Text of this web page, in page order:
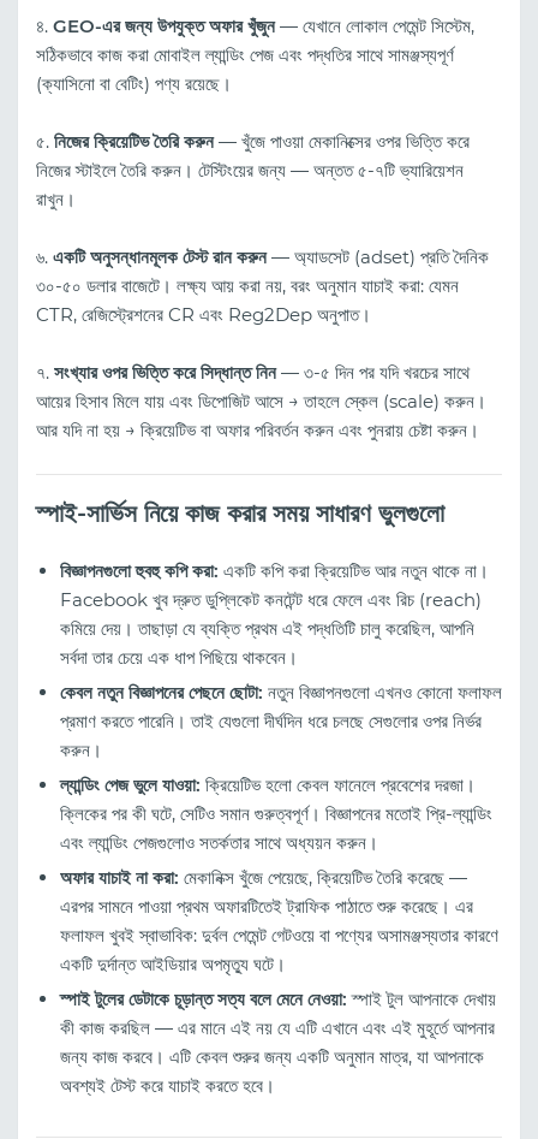
৪. GEO-এর জন্য উপযুক্ত অফার খুঁজুন— যেখানে লোকাল পেমেন্ট সিস্টেম,
সঠিকভাবে কাজ করা মোবাইল ল্যান্ডিং পেজ এবং পদ্ধতির সাথে সামঞ্জস্যপূর্ণ
(ক্যাসিনো বা বেটিং) পণ্য রয়েছে।
৫. নিজের ক্রিয়েটিভ তৈরি করুন— খুঁজে পাওয়া মেকানিক্সের ওপর ভিত্তি করে
নিজের স্টাইলে তৈরি করুন। টেস্টিংয়ের জন্য — অন্তত ৫-৭টি ভ্যারিয়েশন
রাখুন।
৬. একটি অনুসন্ধানমূলক টেস্ট রান করুন— অ্যাডসেট (adset) প্রতি দৈনিক
৩০-৫০ ডলার বাজেটে। লক্ষ্য আয় করা নয়, বরং অনুমান যাচাই করা: যেমন
CTR, রেজিস্ট্রেশনের CR এবং Reg2Dep অনুপাত।
৭. সংখ্যার ওপর ভিত্তি করে সিদ্ধান্ত নিন— ৩-৫ দিন পর যদি খরচের সাথে
আয়ের হিসাব মিলে যায় এবং ডিপোজিট আসে → তাহলে স্কেল (scale) করুন।
আর যদি না হয় → ক্রিয়েটিভ বা অফার পরিবর্তন করুন এবং পুনরায় চেষ্টা করুন।
স্পাই-সার্ভিস নিয়ে কাজ করার সময় সাধারণ ভুলগুলো
বিজ্ঞাপনগুলো হুবহু কপি করা: একটি কপি করা ক্রিয়েটিভ আর নতুন থাকে না।
Facebook খুব দ্রুত ডুপ্লিকেট কনটেন্ট ধরে ফেলে এবং রিচ (reach)
কমিয়ে দেয়। তাছাড়া যে ব্যক্তি প্রথম এই পদ্ধতিটি চালু করেছিল, আপনি
সর্বদা তার চেয়ে এক ধাপ পিছিয়ে থাকবেন।
কেবল নতুন বিজ্ঞাপনের পেছনে ছোটা: নতুন বিজ্ঞাপনগুলো এখনও কোনো ফলাফল
প্রমাণ করতে পারেনি। তাই যেগুলো দীর্ঘদিন ধরে চলছে সেগুলোর ওপর নির্ভর
করুন।
ল্যান্ডিং পেজ ভুলে যাওয়া: ক্রিয়েটিভ হলো কেবল ফানেলে প্রবেশের দরজা।
ক্লিকের পর কী ঘটে, সেটিও সমান গুরুত্বপূর্ণ। বিজ্ঞাপনের মতোই প্রি-ল্যান্ডিং
এবং ল্যান্ডিং পেজগুলোও সতর্কতার সাথে অধ্যয়ন করুন।
অফার যাচাই না করা: মেকানিক্স খুঁজে পেয়েছে, ক্রিয়েটিভ তৈরি করেছে —
এরপর সামনে পাওয়া প্রথম অফারটিতেই ট্রাফিক পাঠাতে শুরু করেছে। এর
ফলাফল খুবই স্বাভাবিক: দুর্বল পেমেন্ট গেটওয়ে বা পণ্যের অসামঞ্জস্যতার কারণে
একটি দুর্দান্ত আইডিয়ার অপমৃত্যু ঘটে।
স্পাই টুলের ডেটাকে চূড়ান্ত সত্য বলে মেনে নেওয়া: স্পাই টুল আপনাকে দেখায়
কী কাজ করছিল — এর মানে এই নয় যে এটি এখানে এবং এই মুহূর্তে আপনার
জন্য কাজ করবে। এটি কেবল শুরুর জন্য একটি অনুমান মাত্র, যা আপনাকে
অবশ্যই টেস্ট করে যাচাই করতে হবে।